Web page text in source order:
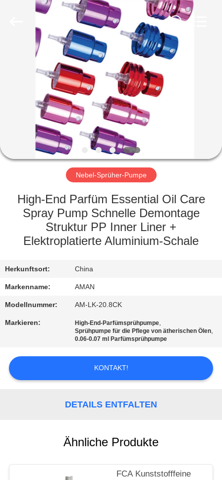
HEIM
PRODUKTE
VIDEOS
VR-
SHOW
ÜBER
UNS
WERKSBESICHTIGUNG
QUALITÄTSKONTROLLE
KONTAKT
MIT
NACHRICHT
ANFORDERN
Nebel-Sprüher-Pumpe
High-End Parfüm Essential Oil Care
Spray Pump Schnelle Demontage
Struktur PP Inner Liner +
Elektroplatierte Aluminium-Schale
Herkunftsort: China
Markenname: AMAN
Modellnummer: AM-LK-20.8CK
Markieren: High-End-Parfümsprühpumpe,
Sprühpumpe für die Pflege von ätherischen Ölen,
0.06-0.07 ml Parfümsprühpumpe
KONTAKT!
DETAILS ENTFALTEN
Ähnliche Produkte
FCA Kunststofffeine